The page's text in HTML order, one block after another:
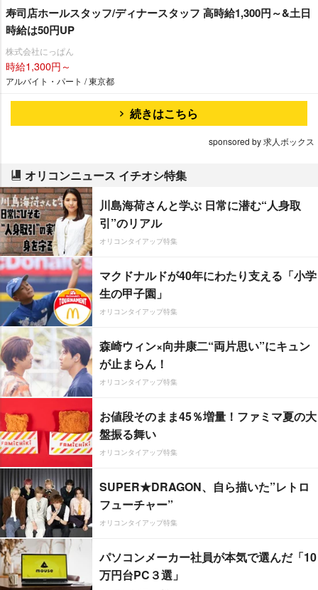
寿司店ホールスタッフ/ディナースタッフ 高時給1,300円～&土日
時給は50円UP
株式会社にっぱん
時給1,300円～
アルバイト・パート / 東京都
続きはこちら
sponsored by 求人ボックス
オリコンニュース イチオシ特集
川島海荷さんと学ぶ 日常に潜む“人身取
引”のリアル
オリコンタイアップ特集
マクドナルドが40年にわたり支える「小学
生の甲子園」
オリコンタイアップ特集
森崎ウィン×向井康二“両片思い”にキュン
が止まらん！
オリコンタイアップ特集
お値段そのまま45％増量！ファミマ夏の大
盤振る舞い
オリコンタイアップ特集
SUPER★DRAGON、自ら描いた”レトロ
フューチャー”
オリコンタイアップ特集
パソコンメーカー社員が本気で選んだ「10
万円台PC３選」